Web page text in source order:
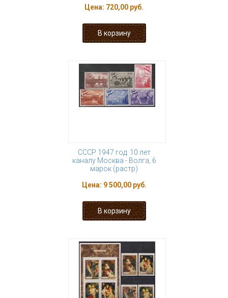
Цена: 720,00 руб.
СССР 1947 год. 10 лет
каналу Москва - Волга, 6
марок (растр)
Цена: 9 500,00 руб.